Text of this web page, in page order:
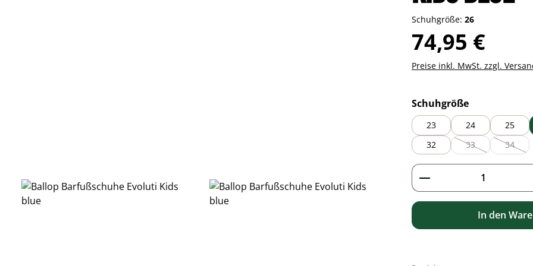
Schuhgröße: 26
Regulärer Preis:
74,95 €
Preise inkl. MwSt. zzgl.
Schuhgrößeauswählen
23 24 25
32 33
(Diese Option ist
34
(Diese
Produkt Anzahl:
In den